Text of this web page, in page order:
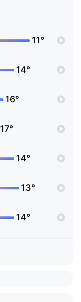
11°
14°
16°
17°
14°
13°
14°